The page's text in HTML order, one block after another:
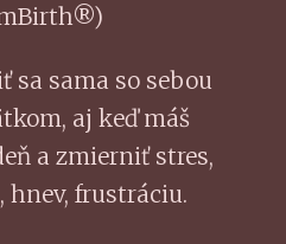
sa sama so sebou
aj keď máš
a zmierniť stres,
hnev, frustráciu.